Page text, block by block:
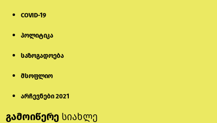
COVID-19
პოლიტიკა
საზოგადოება
მსოფლიო
არჩევნები 2021
გამოიწერე სიახლე